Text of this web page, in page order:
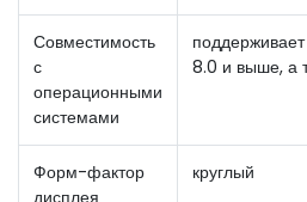
Совместимость
с
операционными
системами
8.0 и выше, а
Форм-фактор
дисплея
круглый